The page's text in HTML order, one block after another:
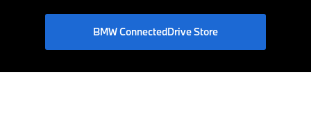
BMW ConnectedDrive Store